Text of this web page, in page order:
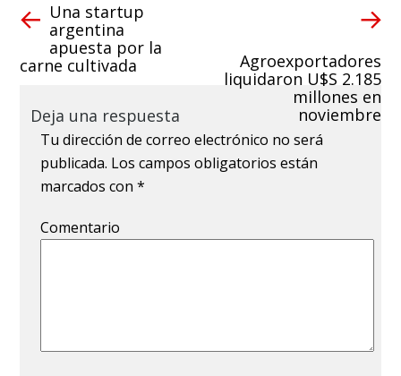
Una startup
argentina
apuesta por la
carne cultivada
Agroexportadores
liquidaron U$S 2.185
millones en
noviembre
Deja una respuesta
Tu dirección de correo electrónico no será
publicada. Los campos obligatorios están
marcados con*
Comentario